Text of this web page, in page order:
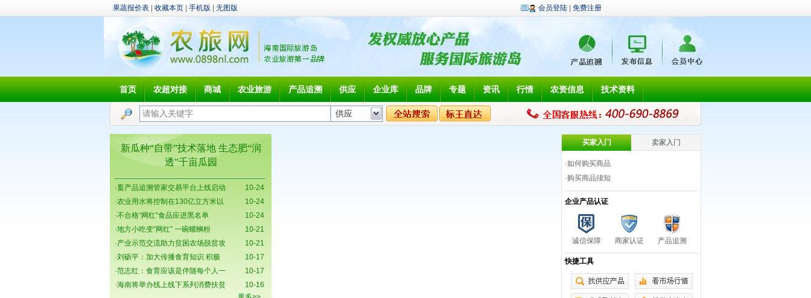
果蔬报价表 收藏本页 手机版 无图版 会员登陆 免费注册
首页 农超对接 商城 农业旅游 产品追溯 供应 企业库 品牌 专题 资讯 行情 农资信息 技术资料
新瓜种“自带”技术落地 生态肥“润
透”千亩瓜园
·畜产品追溯管家交易平台上线启动
10-24
·农业用水将控制在130亿立方米以
10-24
·不合格“网红”食品应进黑名单
10-24
·地方小吃变“网红” 一碗螺蛳粉
10-21
·产业示范交流助力贫困农场脱贫攻
10-21
·刘砺平：加大传播食育知识 积极
10-17
·范志红：食育应该是伴随每个人一
10-17
·海南将举办线上线下系列消费扶贫
10-16
买家入门 卖家入门
·如何购买商品
·购买商品须知
企业产品认证
诚信保障 商家认证 产品追溯
快捷工具